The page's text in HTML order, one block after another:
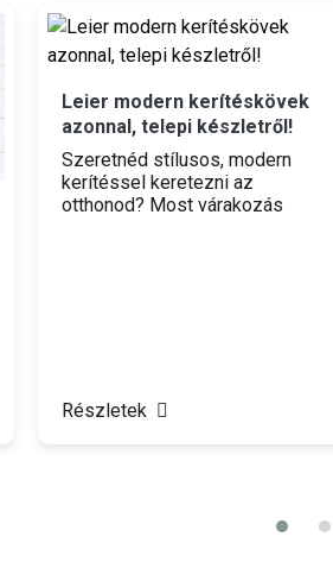
Leier modern kerítéskövek
azonnal, telepi készletről!
Szeretnéd stílusos, modern
kerítéssel keretezni az
otthonod? Most várakozás
Részletek